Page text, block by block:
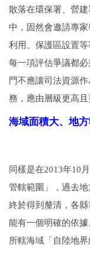
散落在環保署、營
中，固然會邀請專
利用、保護區設置
每一項評估爭議都
門不應讓司法資源
務，應由層級更高且
海域面積大、地
同樣是在2013年10
管轄範圍」，過去
終於得到釐清，各
能有一個明確的依
所轄海域「自陸地